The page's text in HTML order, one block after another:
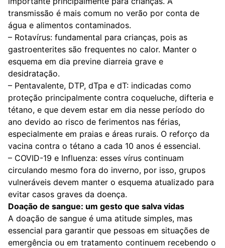
transmissão é mais comum no verão por conta de
água e alimentos contaminados.
– Rotavírus: fundamental para crianças, pois as
gastroenterites são frequentes no calor. Manter o
esquema em dia previne diarreia grave e
desidratação.
– Pentavalente, DTP, dTpa e dT: indicadas como
proteção principalmente contra coqueluche, difteria e
tétano, e que devem estar em dia nesse período do
ano devido ao risco de ferimentos nas férias,
especialmente em praias e áreas rurais. O reforço da
vacina contra o tétano a cada 10 anos é essencial.
– COVID-19 e Influenza: esses vírus continuam
circulando mesmo fora do inverno, por isso, grupos
vulneráveis devem manter o esquema atualizado para
evitar casos graves da doença.
Doação de sangue: um gesto que salva vidas
A doação de sangue é uma atitude simples, mas
essencial para garantir que pessoas em situações de
emergência ou em tratamento continuem recebendo o